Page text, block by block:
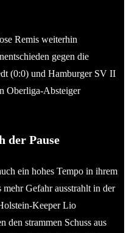
Remis weiterhin
gegen die
(0:0) und Hamburger SV II
Oberliga-Absteiger
der Pause
ein hohes Tempo in ihrem
mehr Gefahr ausstrahlt in der
Keeper Lio
den strammen Schuss aus